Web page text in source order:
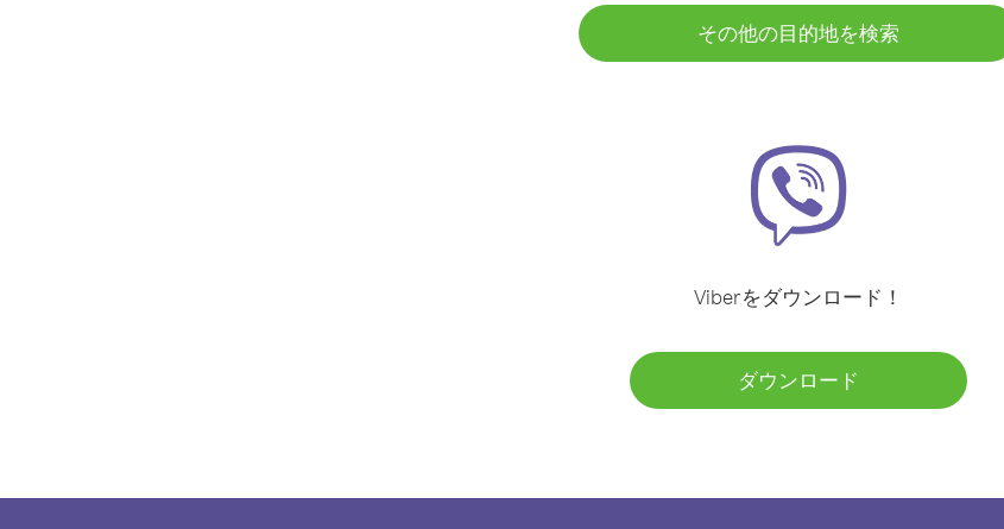
その他の目的地を検索
Viberをダウンロード！
ダウンロード